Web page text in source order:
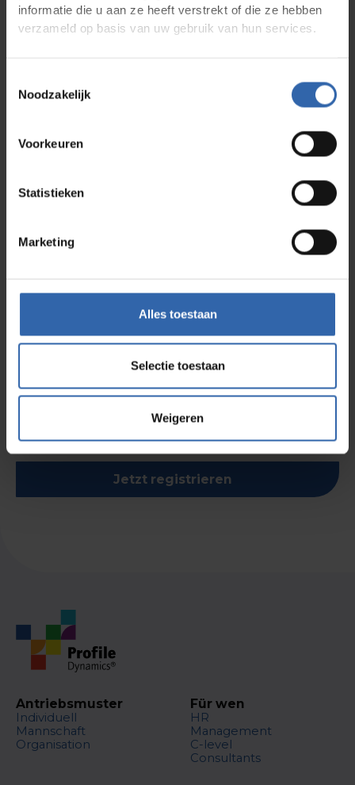
informatie die u aan ze heeft verstrekt of die ze hebben
verzameld op basis van uw gebruik van hun services.
Noodzakelijk
Voorkeuren
Statistieken
Marketing
Alles toestaan
Selectie toestaan
Weigeren
datenschutzbestimmungen
Newsletter abonnieren
Jetzt registrieren
Antriebsmuster
Individuell
Mannschaft
Organisation
Für wen
HR
Management
C-level
Consultants